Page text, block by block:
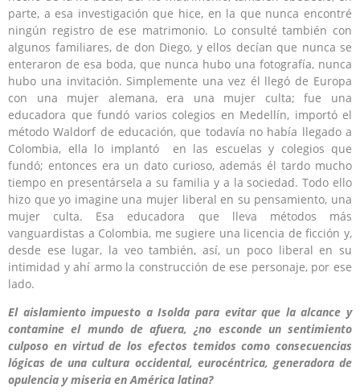
parte, a esa investigación que hice, en la que nunca encontré
ningún registro de ese matrimonio. Lo consulté también con
algunos familiares, de don Diego, y ellos decían que nunca se
enteraron de esa boda, que nunca hubo una fotografía, nunca
hubo una invitación. Simplemente una vez él llegó de Europa
con una mujer alemana, era una mujer culta; fue una
educadora que fundó varios colegios en Medellín, importó el
método Waldorf de educación, que todavía no había llegado a
Colombia, ella lo implantó en las escuelas y colegios que
fundó; entonces era un dato curioso, además él tardo mucho
tiempo en presentársela a su familia y a la sociedad. Todo ello
hizo que yo imagine una mujer liberal en su pensamiento, una
mujer culta. Esa educadora que lleva métodos más
vanguardistas a Colombia, me sugiere una licencia de ficción y,
desde ese lugar, la veo también, así, un poco liberal en su
intimidad y ahí armo la construcción de ese personaje, por ese
lado.
El aislamiento impuesto a Isolda para evitar que la alcance y
contamine el mundo de afuera, ¿no esconde un sentimiento
culposo en virtud de los efectos temidos como consecuencias
lógicas de una cultura occidental, eurocéntrica, generadora de
opulencia y miseria en América latina?